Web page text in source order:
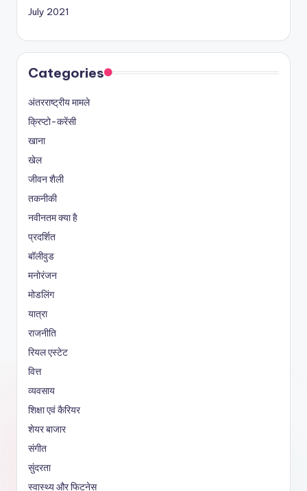
July 2021
Categories
अंतरराष्ट्रीय मामले
क्रिप्टो-करेंसी
खाना
खेल
जीवन शैली
तकनीकी
नवीनतम क्या है
प्रदर्शित
बॉलीवुड
मनोरंजन
मोडलिंग
यात्रा
राजनीति
रियल एस्टेट
वित्त
व्यवसाय
शिक्षा एवं कैरियर
शेयर बाजार
संगीत
सुंदरता
स्वास्थ्य और फिटनेस